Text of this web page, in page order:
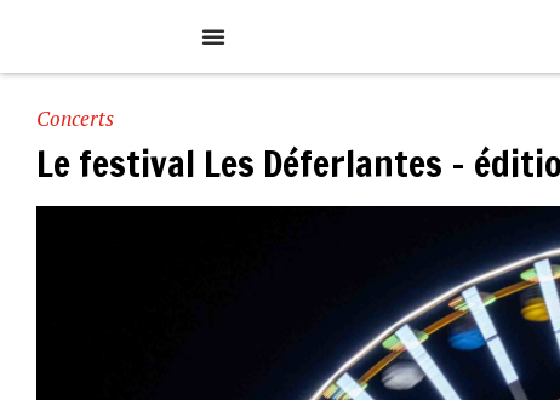
Concerts
Le festival Les Déferlantes –